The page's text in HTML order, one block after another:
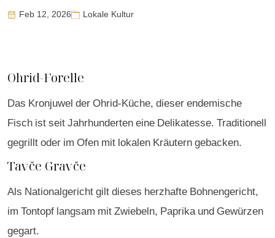
Feb 12, 2026 Lokale Kultur
Ohrid-Forelle
Das Kronjuwel der Ohrid-Küche, dieser endemische
Fisch ist seit Jahrhunderten eine Delikatesse. Traditionell
gegrillt oder im Ofen mit lokalen Kräutern gebacken.
Tavče Gravče
Als Nationalgericht gilt dieses herzhafte Bohnengericht,
im Tontopf langsam mit Zwiebeln, Paprika und Gewürzen
gegart.